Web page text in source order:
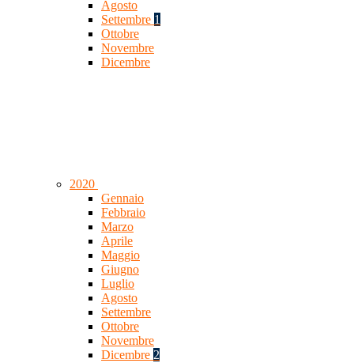
Agosto
Settembre 1
Ottobre
Novembre
Dicembre
2020
Gennaio
Febbraio
Marzo
Aprile
Maggio
Giugno
Luglio
Agosto
Settembre
Ottobre
Novembre
Dicembre 2